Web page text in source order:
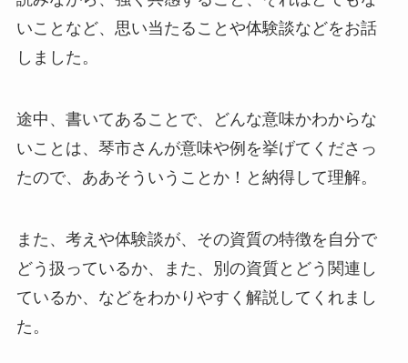
いことなど、思い当たることや体験談などをお話
しました。
途中、書いてあることで、どんな意味かわからな
いことは、琴市さんが意味や例を挙げてくださっ
たので、ああそういうことか！と納得して理解。
また、考えや体験談が、その資質の特徴を自分で
どう扱っているか、また、別の資質とどう関連し
ているか、などをわかりやすく解説してくれまし
た。